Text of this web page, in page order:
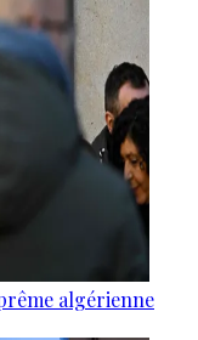
algérienne